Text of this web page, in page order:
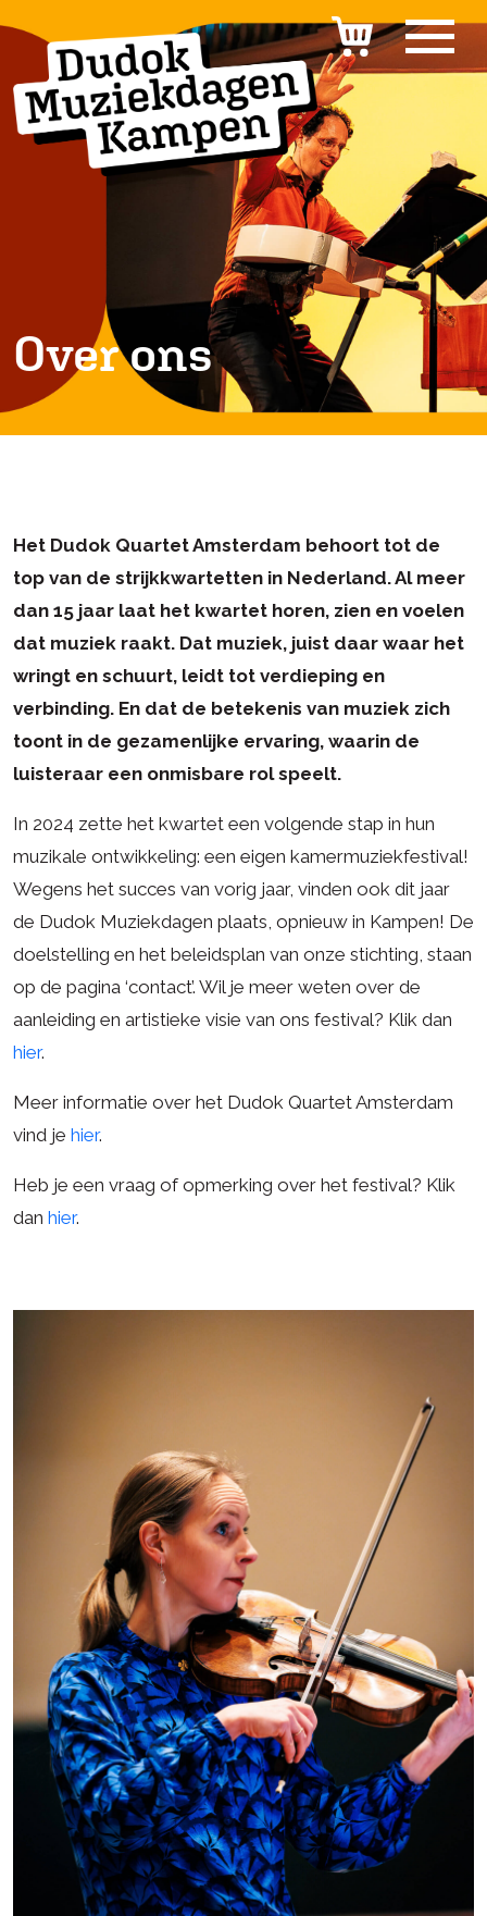
Over ons
Het Dudok Quartet Amsterdam behoort tot de
top van de strijkkwartetten in Nederland. Al meer
dan 15 jaar laat het kwartet horen, zien en voelen
dat muziek raakt. Dat muziek, juist daar waar het
wringt en schuurt, leidt tot verdieping en
verbinding. En dat de betekenis van muziek zich
toont in de gezamenlijke ervaring, waarin de
luisteraar een onmisbare rol speelt.
In 2024 zette het kwartet een volgende stap in hun
muzikale ontwikkeling: een eigen kamermuziekfestival!
Wegens het succes van vorig jaar, vinden ook dit jaar
de Dudok Muziekdagen plaats, opnieuw in Kampen! De
doelstelling en het beleidsplan van onze stichting, staan
op de pagina ‘contact’. Wil je meer weten over de
aanleiding en artistieke visie van ons festival? Klik dan
hier.
Meer informatie over het Dudok Quartet Amsterdam
vind je hier.
Heb je een vraag of opmerking over het festival? Klik
dan hier.